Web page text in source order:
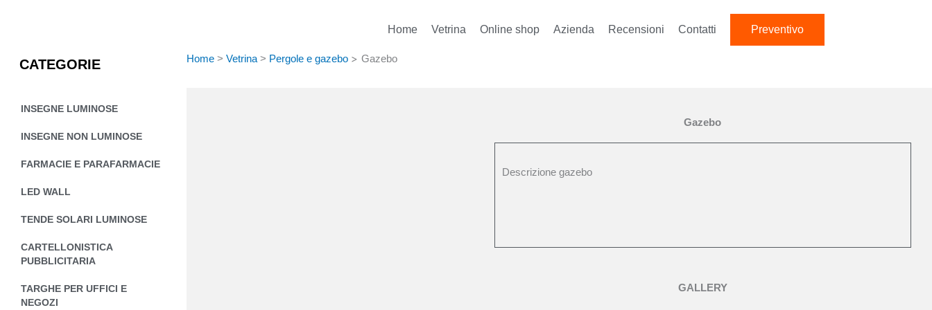
Home Vetrina Online shop Azienda Recensioni Contatti Preventivo
CATEGORIE
INSEGNE LUMINOSE
INSEGNE NON LUMINOSE
FARMACIE E PARAFARMACIE
LED WALL
TENDE SOLARI LUMINOSE
CARTELLONISTICA
PUBBLICITARIA
TARGHE PER UFFICI E
NEGOZI
Home> Vetrina> Pergole e gazebo> Gazebo
Gazebo
Descrizione gazebo
GALLERY